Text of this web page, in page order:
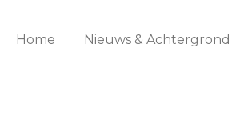
Home Nieuws & Achtergrond